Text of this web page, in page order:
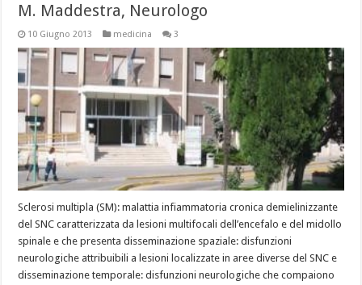
M. Maddestra, Neurologo
10 Giugno 2013 medicina 3
Sclerosi multipla (SM): malattia infiammatoria cronica demielinizzante
del SNC caratterizzata da lesioni multifocali dell’encefalo e del midollo
spinale e che presenta disseminazione spaziale: disfunzioni
neurologiche attribuibili a lesioni localizzate in aree diverse del SNC e
disseminazione temporale: disfunzioni neurologiche che compaiono